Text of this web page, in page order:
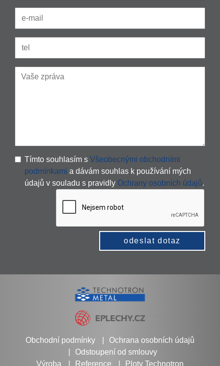
Tímto souhlasím s Všeobecnými obchodními
podmínkami a dávám souhlas k používání mých
údajů v souladu s pravidly Ochrany osobních údajů.
odeslat dotaz
Obchodní podmínky
Ochrana osobních údajů
Odstoupení od smlouvy
Výroba
Reference Ploty Technotron